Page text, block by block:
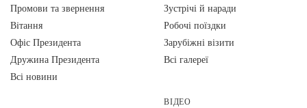
Промови та звернення
Вiтання
Офіс Президента
Дружина Президента
Всі новини
Зустрічі й наради
Робочі поїздки
Зарубіжні візити
Всі галереї
ВІДЕО